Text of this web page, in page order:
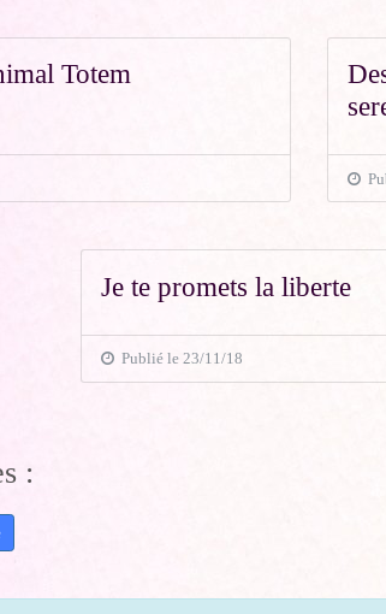
Totem
Je te promets la liberte
Publié le 23/11/18
: